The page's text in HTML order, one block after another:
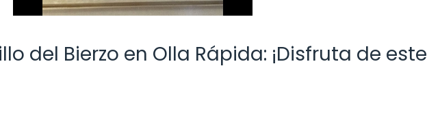
del Bierzo en Olla Rápida: ¡Disfruta de este